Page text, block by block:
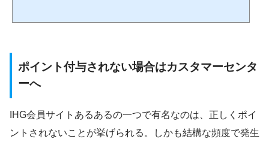
ポイント付与されない場合はカスタマーセンタ
ーへ
IHG会員サイトあるあるの一つで有名なのは、正しくポイ
ントされないことが挙げられる。しかも結構な頻度で発生